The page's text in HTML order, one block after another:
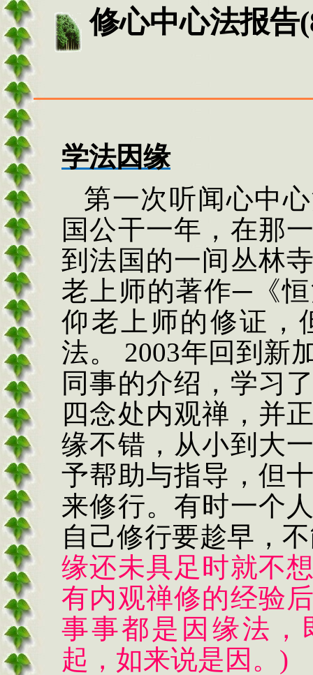
修心中心法报告
学法因缘
第一次听闻心中
国公干一年，在那
到法国的一间丛林
老上师的著作─《
仰老上师的修证，
法。 2003年回到新
同事的介绍，学习
四念处内观禅，并
缘不错，从小到大
予帮助与指导，但
来修行。有时一个
自己修行要趁早，
缘还未具足时就不
有内观禅修的经验
事事都是因缘法
起，如来说是因。 )